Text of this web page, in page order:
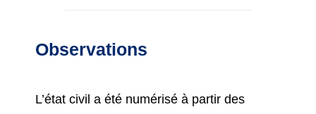
Observations
L’état civil a été numérisé à partir des